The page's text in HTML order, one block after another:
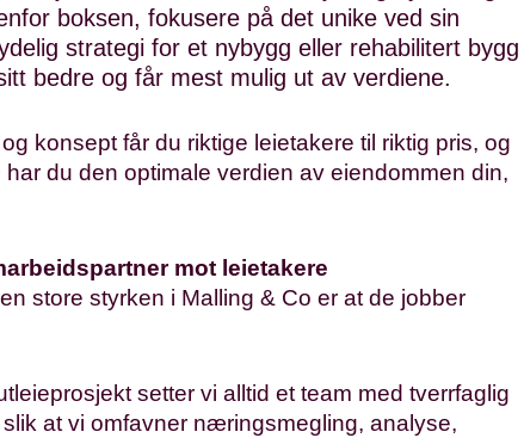
boksen, fokusere på det unike ved sin
strategi for et nybygg eller rehabilitert bygg
bedre og får mest mulig ut av verdiene.
konsept får du riktige leietakere til riktig pris, og
du den optimale verdien av eiendommen din,
mot leietakere
store styrken i Malling & Co er at de jobber
setter vi alltid et team med tverrfaglig
at vi omfavner næringsmegling, analyse,